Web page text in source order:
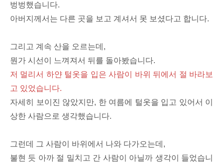
벙벙했습니다.
아버지께서는 다른 곳을 보고 계셔서 못 보셨다고 합니다.
그리고 계속 산을 오르는데,
뭔가 시선이 느껴져서 뒤를 돌아봤습니다.
저 멀리서 하얀 털옷을 입은 사람이 바위 뒤에서 절 바라보
고 있었습니다.
자세히 보이진 않았지만, 한 여름에 털옷을 입고 있어서 이
상한 사람으로 생각했습니다.
그런데 그 사람이 바위에서 나와 다가오는데,
불현 듯 아까 절 밀치고 간 사람이 아닐까 생각이 들었습니